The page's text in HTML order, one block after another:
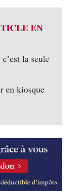
EN
la seule
en kiosque